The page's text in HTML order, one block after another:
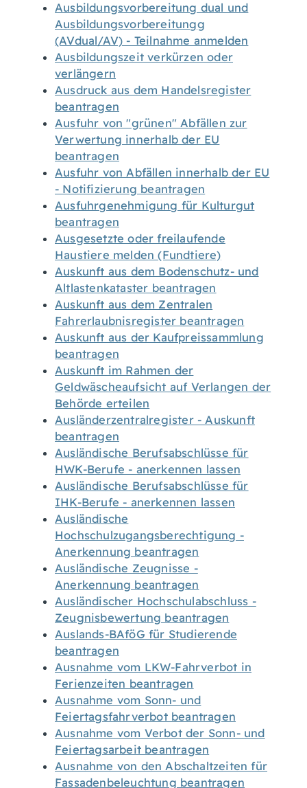
Ausbildungsvorbereitung dual und
Ausbildungsvorbereitungg
(AVdual/AV) - Teilnahme anmelden
Ausbildungszeit verkürzen oder
verlängern
Ausdruck aus dem Handelsregister
beantragen
Ausfuhr von "grünen" Abfällen zur
Verwertung innerhalb der EU
beantragen
Ausfuhr von Abfällen innerhalb der EU
- Notifizierung beantragen
Ausfuhrgenehmigung für Kulturgut
beantragen
Ausgesetzte oder freilaufende
Haustiere melden (Fundtiere)
Auskunft aus dem Bodenschutz- und
Altlastenkataster beantragen
Auskunft aus dem Zentralen
Fahrerlaubnisregister beantragen
Auskunft aus der Kaufpreissammlung
beantragen
Auskunft im Rahmen der
Geldwäscheaufsicht auf Verlangen der
Behörde erteilen
Ausländerzentralregister - Auskunft
beantragen
Ausländische Berufsabschlüsse für
HWK-Berufe - anerkennen lassen
Ausländische Berufsabschlüsse für
IHK-Berufe - anerkennen lassen
Ausländische
Hochschulzugangsberechtigung -
Anerkennung beantragen
Ausländische Zeugnisse -
Anerkennung beantragen
Ausländischer Hochschulabschluss -
Zeugnisbewertung beantragen
Auslands-BAföG für Studierende
beantragen
Ausnahme vom LKW-Fahrverbot in
Ferienzeiten beantragen
Ausnahme vom Sonn- und
Feiertagsfahrverbot beantragen
Ausnahme vom Verbot der Sonn- und
Feiertagsarbeit beantragen
Ausnahme von den Abschaltzeiten für
Fassadenbeleuchtung beantragen